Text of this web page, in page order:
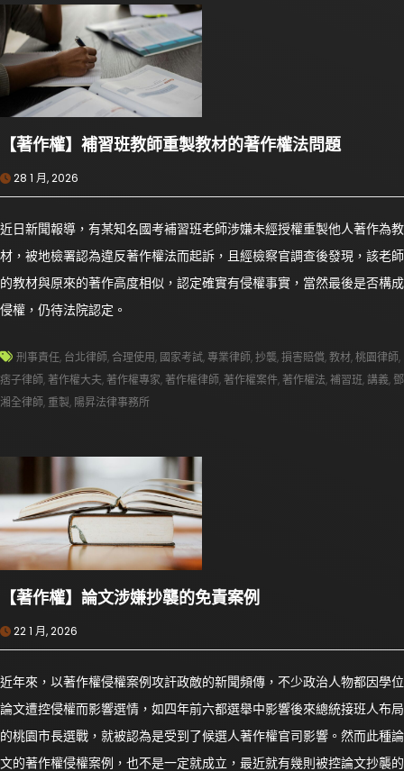
【著作權】補習班教師重製教材的著作權法問題
28 1 月, 2026
近日新聞報導，有某知名國考補習班老師涉嫌未經授權重製他人著作為教
材，被地檢署認為違反著作權法而起訴，且經檢察官調查後發現，該老師
的教材與原來的著作高度相似，認定確實有侵權事實，當然最後是否構成
侵權，仍待法院認定。
刑事責任, 台北律師, 合理使用, 國家考試,專業律師,抄襲,損害賠償,教材,桃園律師,
痞子律師, 著作權大夫, 著作權專家, 著作權律師, 著作權案件, 著作權法,補習班,講義, 鄧
湘全律師, 重製, 陽昇法律事務所
【著作權】論文涉嫌抄襲的免責案例
22 1 月, 2026
近年來，以著作權侵權案例攻訐政敵的新聞頻傳，不少政治人物都因學位
論文遭控侵權而影響選情，如四年前六都選舉中影響後來總統接班人布局
的桃園市長選戰，就被認為是受到了候選人著作權官司影響。然而此種論
文的著作權侵權案例，也不是一定就成立，最近就有幾則被控論文抄襲的